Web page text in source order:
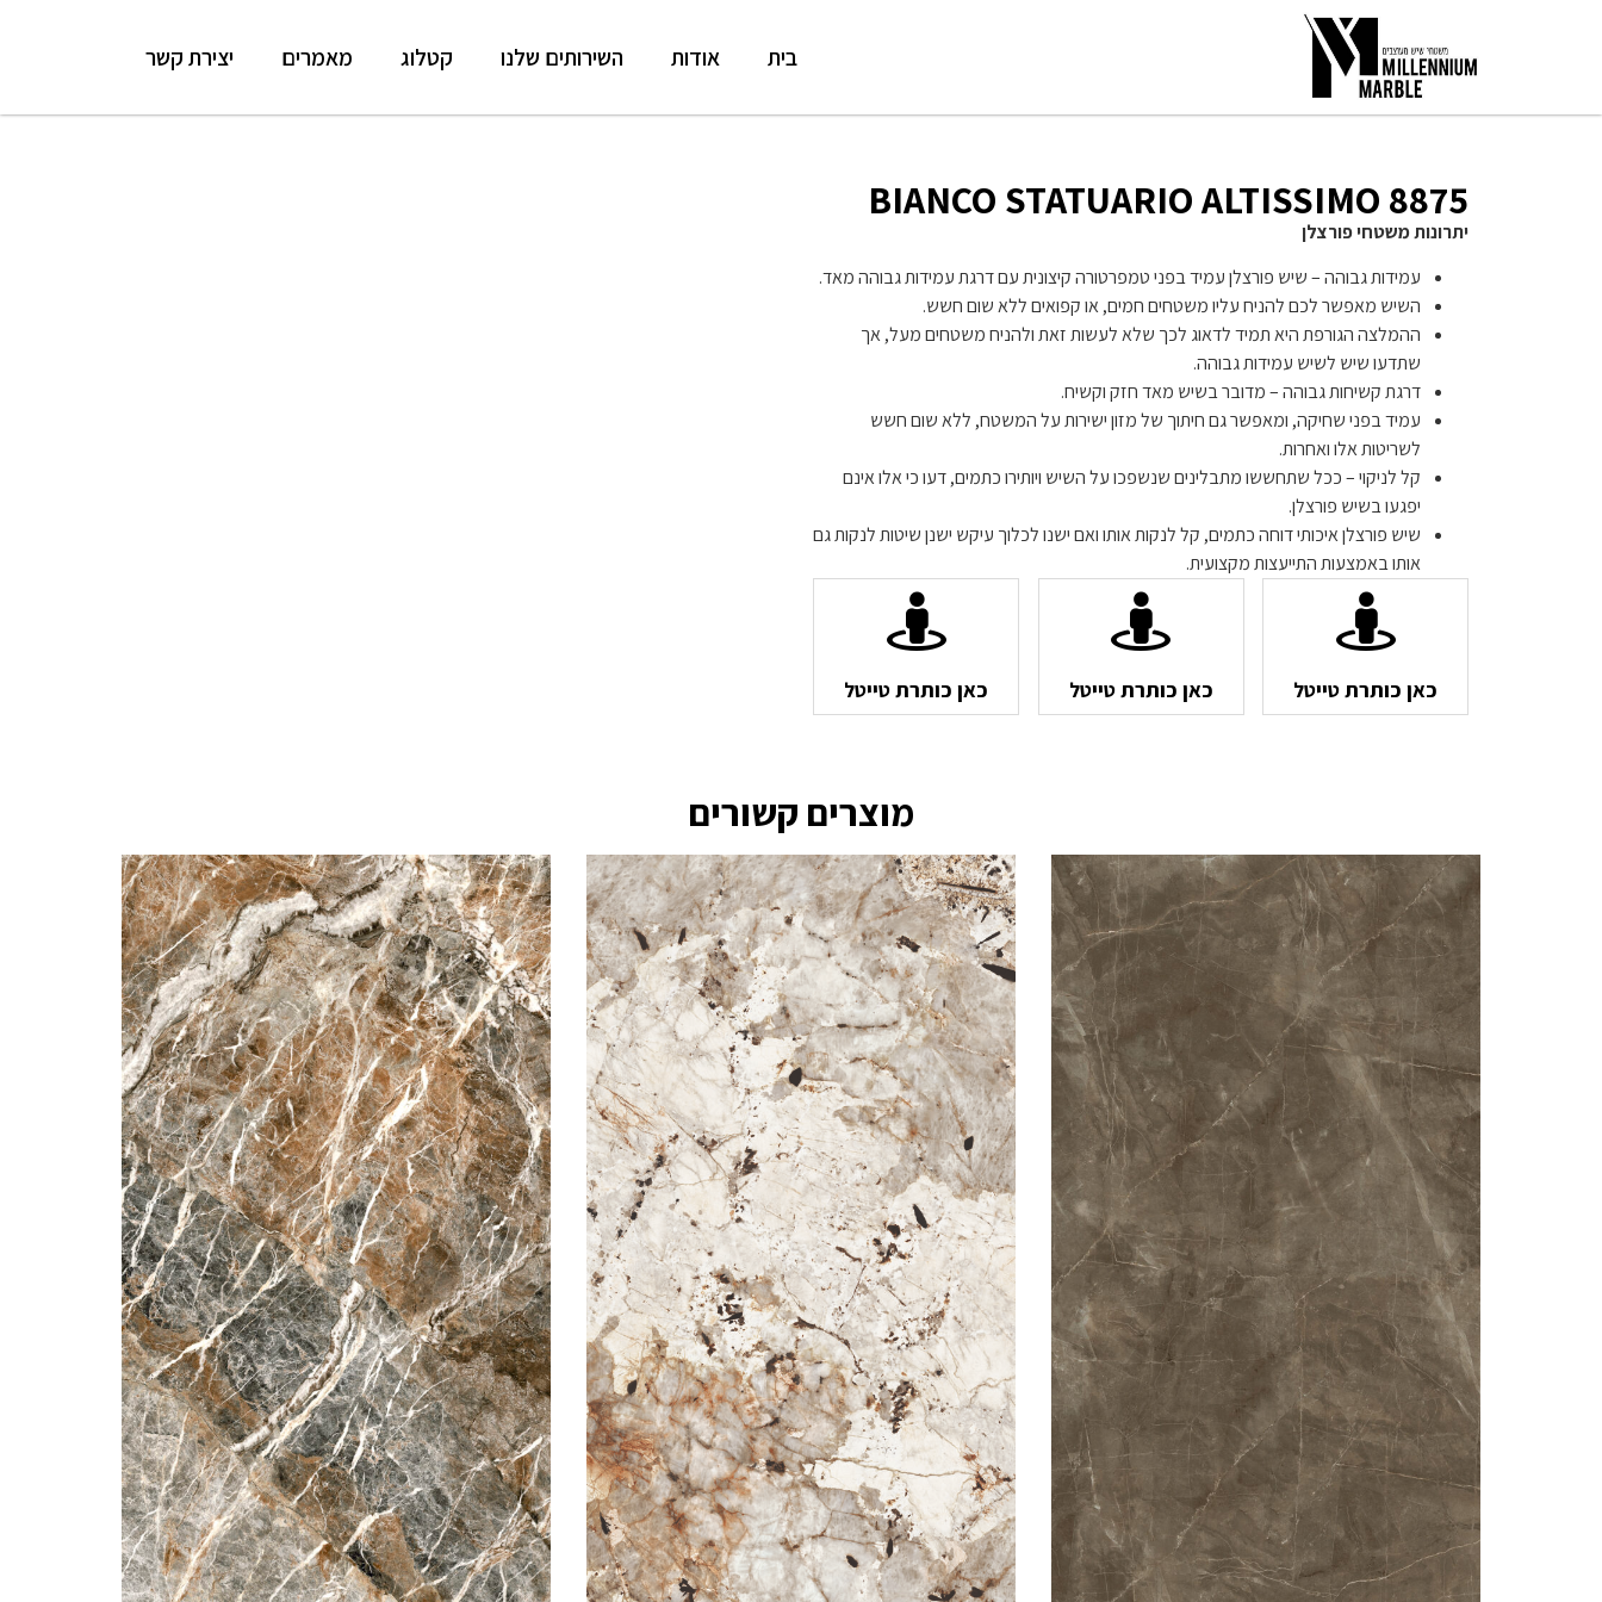
בית אודות השירותים שלנו קטלוג מאמרים יצירת קשר
8875 BIANCO STATUARIO ALTISSIMO
יתרונות משטחי פורצלן
עמידות גבוהה – שיש פורצלן עמיד בפני טמפרטורה קיצונית עם דרגת עמידות גבוהה מאד.
השיש מאפשר לכם להניח עליו משטחים חמים, או קפואים ללא שום חשש.
ההמלצה הגורפת היא תמיד לדאוג לכך שלא לעשות זאת ולהניח משטחים מעל, אך
שתדעו שיש לשיש עמידות גבוהה.
דרגת קשיחות גבוהה – מדובר בשיש מאד חזק וקשיח.
עמיד בפני שחיקה, ומאפשר גם חיתוך של מזון ישירות על המשטח, ללא שום חשש
לשריטות אלו ואחרות.
קל לניקוי – ככל שתחששו מתבלינים שנשפכו על השיש ויותירו כתמים, דעו כי אלו אינם
יפגעו בשיש פורצלן.
שיש פורצלן איכותי דוחה כתמים, קל לנקות אותו ואם ישנו לכלוך עיקש ישנן שיטות לנקות גם
אותו באמצעות התייעצות מקצועית.
כאן כותרת טייטל כאן כותרת טייטל כאן כותרת טייטל
מוצרים קשורים